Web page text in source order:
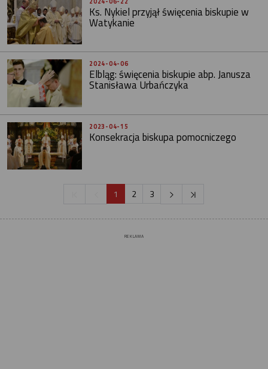
Ks. Nykiel przyjął święcenia biskupie w
Watykanie
2024-04-06
Elbląg: święcenia biskupie abp. Janusza
Stanisława Urbańczyka
2023-04-15
Konsekracja biskupa pomocniczego
1 2 3
REKLAMA